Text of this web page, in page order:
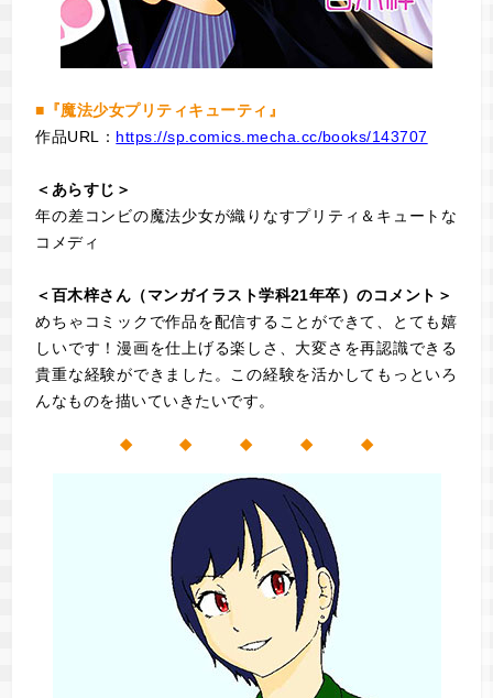
■『魔法少女プリティキューティ』
作品URL： https://sp.comics.mecha.cc/books/143707
＜あらすじ＞
年の差コンビの魔法少女が織りなすプリティ＆キュートな
コメディ
＜百木梓さん（マンガイラスト学科21年卒）のコメント＞
めちゃコミックで作品を配信することができて、とても嬉
しいです！漫画を仕上げる楽しさ、大変さを再認識できる
貴重な経験ができました。この経験を活かしてもっといろ
んなものを描いていきたいです。
◆ ◆ ◆ ◆ ◆